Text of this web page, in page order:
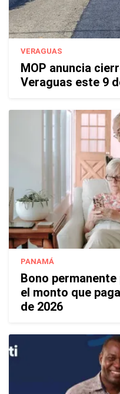
VERAGUAS
MOP anuncia
Veraguas este 9
PANAMÁ
Bono
el monto que
de 2026